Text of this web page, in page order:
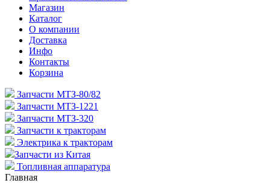
Магазин
Каталог
О компании
Доставка
Инфо
Контакты
Корзина
Запчасти МТЗ-80/82
Запчасти МТЗ-1221
Запчасти МТЗ-320
Запчасти к тракторам
Электрика к тракторам
Запчасти из Китая
Топливная аппаратура
Главная